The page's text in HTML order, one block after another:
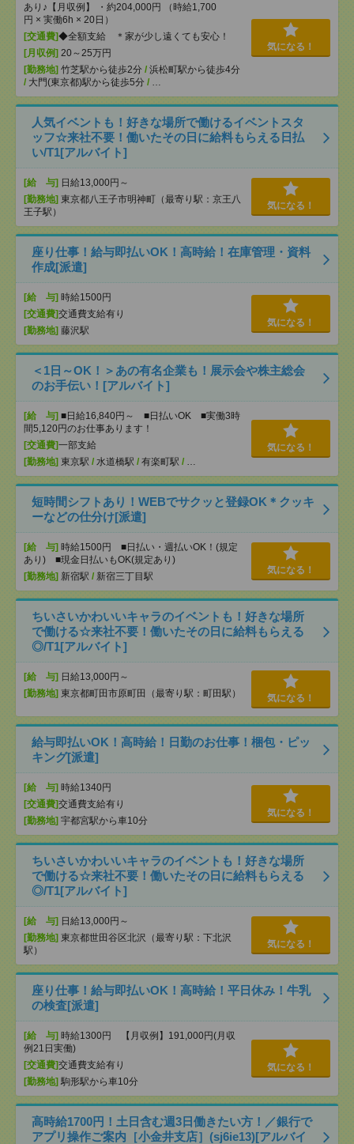
あり♪【月収例】 ・約204,000円 （時給1,700
円 × 実働6h × 20日）
[交通費]◆全額支給 ＊家が少し遠くても安心！
[月収例] 20～25万円
[勤務地] 竹芝駅から徒歩2分 / 浜松町駅から徒歩4分
/ 大門(東京都)駅から徒歩5分 / …
気になる！
人気イベントも！好きな場所で働けるイベントスタ
ッフ☆来社不要！働いたその日に給料もらえる日払
い/T1[アルバイト]
[給 与] 日給13,000円～
[勤務地] 東京都八王子市明神町（最寄り駅：京王八
王子駅）
気になる！
座り仕事！給与即払いOK！高時給！在庫管理・資料
作成[派遣]
[給 与] 時給1500円
[交通費]交通費支給有り
[勤務地] 藤沢駅
気になる！
＜1日～OK！＞あの有名企業も！展示会や株主総会
のお手伝い！[アルバイト]
[給 与] ■日給16,840円～ ■日払いOK ■実働3時
間5,120円のお仕事あります！
[交通費]一部支給
[勤務地] 東京駅 / 水道橋駅 / 有楽町駅 / …
気になる！
短時間シフトあり！WEBでサクッと登録OK＊クッキ
ーなどの仕分け[派遣]
[給 与] 時給1500円 ■日払い・週払いOK！(規定
あり) ■現金日払いもOK(規定あり)
[勤務地] 新宿駅 / 新宿三丁目駅
気になる！
ちいさいかわいいキャラのイベントも！好きな場所
で働ける☆来社不要！働いたその日に給料もらえる
◎/T1[アルバイト]
[給 与] 日給13,000円～
[勤務地] 東京都町田市原町田（最寄り駅：町田駅） 気になる！
給与即払いOK！高時給！日勤のお仕事！梱包・ピッ
キング[派遣]
[給 与] 時給1340円
[交通費]交通費支給有り
[勤務地] 宇都宮駅から車10分
気になる！
ちいさいかわいいキャラのイベントも！好きな場所
で働ける☆来社不要！働いたその日に給料もらえる
◎/T1[アルバイト]
[給 与] 日給13,000円～
[勤務地] 東京都世田谷区北沢（最寄り駅：下北沢
駅）
気になる！
座り仕事！給与即払いOK！高時給！平日休み！牛乳
の検査[派遣]
[給 与] 時給1300円 【月収例】191,000円(月収
例21日実働)
[交通費]交通費支給有り
[勤務地] 駒形駅から車10分
気になる！
高時給1700円！土日含む週3日働きたい方！／銀行で
アプリ操作ご案内［小金井支店］(sj6ie13)[アルバイ